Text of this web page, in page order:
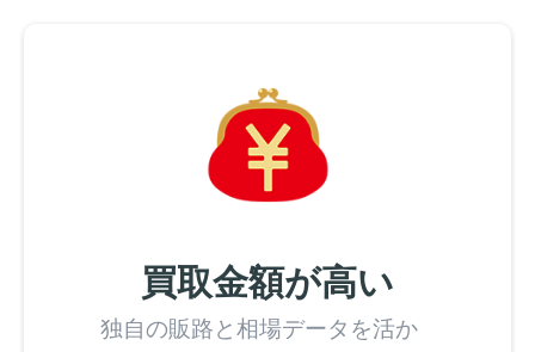
買取金額が高い
独自の販路と相場データを活か